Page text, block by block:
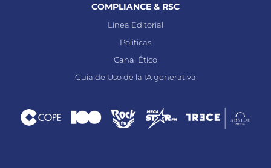
COMPLIANCE & RSC
Linea Editorial
Politicas
Canal Ético
Guia de Uso de la IA generativa